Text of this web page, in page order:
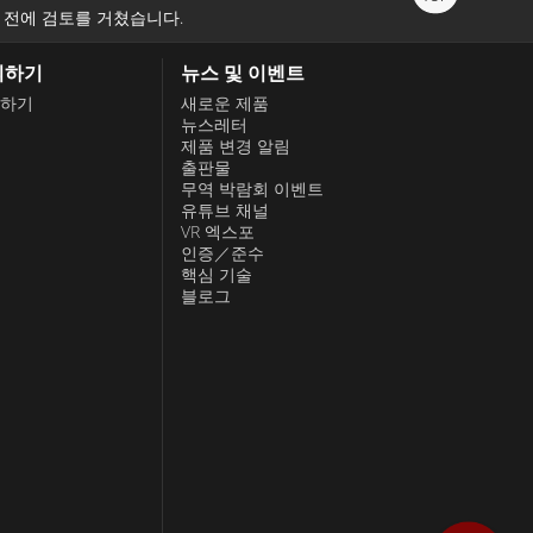
에 검토를 거쳤습니다.
기
기
뉴스 및 이벤트
새로운 제품
뉴스레터
제품 변경 알림
출판물
무역 박람회 이벤트
유튜브 채널
VR 엑스포
인증／준수
핵심 기술
블로그